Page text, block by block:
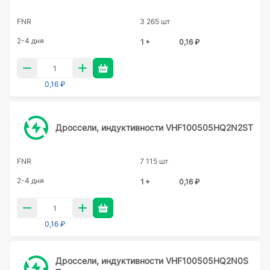
FNR 3 265 шт
2-4 дня 1 + 0,16 ₽
0,16 ₽
Дроссели, индуктивности VHF100505HQ2N2ST
FNR 7 115 шт
2-4 дня 1 + 0,16 ₽
0,16 ₽
Дроссели, индуктивности VHF100505HQ2N0S